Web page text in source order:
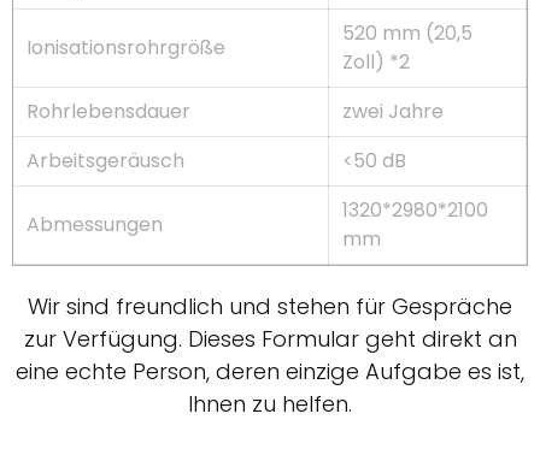
Ionisationsrohrgröße
520 mm (20,5
Zoll) *2
Rohrlebensdauer
zwei Jahre
Arbeitsgeräusch
<50 dB
Abmessungen
1320*2980*2100
mm
Wir sind freundlich und stehen für Gespräche
zur Verfügung. Dieses Formular geht direkt an
eine echte Person, deren einzige Aufgabe es ist,
Ihnen zu helfen.